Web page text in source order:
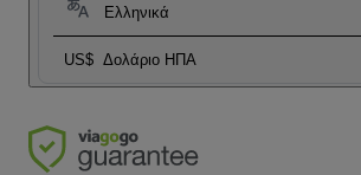
Ελληνικά
US$ Δολάριο ΗΠΑ